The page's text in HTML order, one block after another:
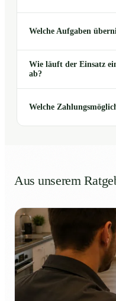
Welche Aufgaben
Wie läuft der Einsatz
ab?
Welche
Aus unserem